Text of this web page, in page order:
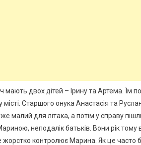
двох дітей – Ірину та Артема. Їм по
Старшого онука Анастасія та
малий для літака, а потім у справу
неподалік батьків. Вони рік тому
контролює Марина. Як це часто